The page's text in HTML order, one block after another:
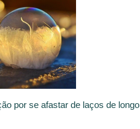
por se afastar de laços de longo